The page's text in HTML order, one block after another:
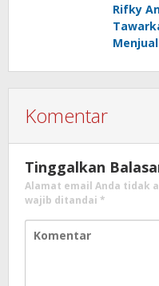
Rifky
Komentar
Tinggalkan
Alamat email Anda tidak
wajib ditandai *